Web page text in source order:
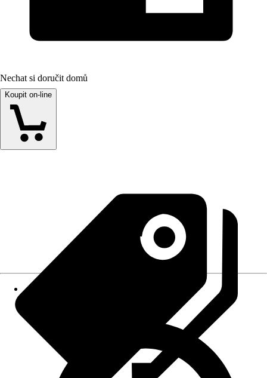
Nechat si doručit domů
Koupit on-line